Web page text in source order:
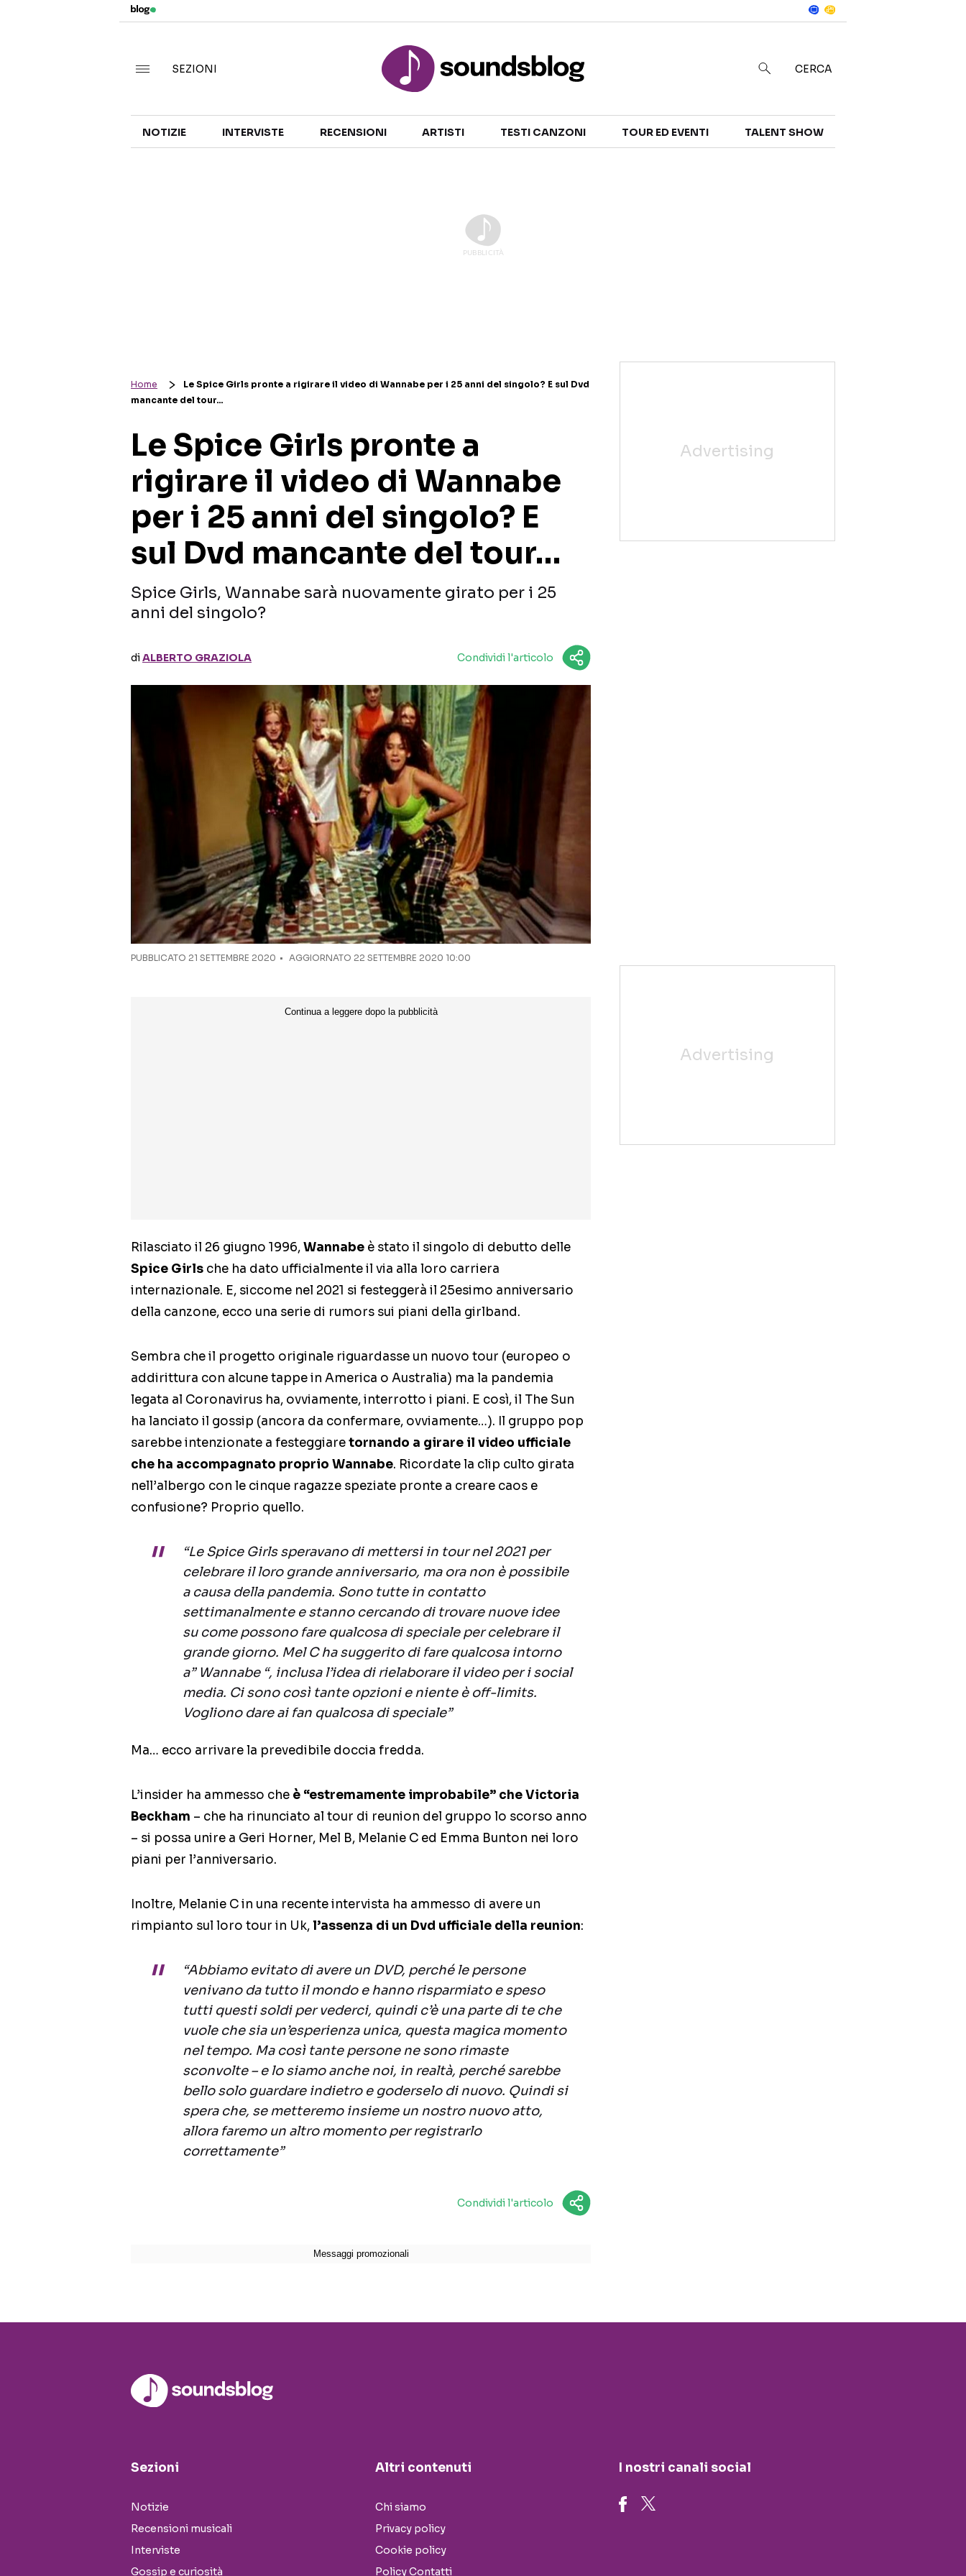
TALENT SHOW
SEZIONI CERCA
NOTIZIE INTERVISTE RECENSIONI ARTISTI TESTI CANZONI TOUR ED EVENTI TALENT SHOW
Home
Le Spice Girls pronte a rigirare il video di Wannabe per i 25 anni del singolo? E sul Dvd
mancante del tour…
Le Spice Girls pronte a
rigirare il video di Wannabe
per i 25 anni del singolo? E
sul Dvd mancante del tour…
Spice Girls, Wannabe sarà nuovamente girato per i 25
anni del singolo?
diALBERTO GRAZIOLA Condividi l'articolo
PUBBLICATO 21 SETTEMBRE 2020 AGGIORNATO 22 SETTEMBRE 2020 10:00
Rilasciato il 26 giugno 1996,Wannabe è stato il singolo di debutto delle
Spice Girls che ha dato ufficialmente il via alla loro carriera
internazionale. E, siccome nel 2021 si festeggerà il 25esimo anniversario
della canzone, ecco una serie di rumors sui piani della girlband.
Sembra che il progetto originale riguardasse un nuovo tour (europeo o
addirittura con alcune tappe in America o Australia) ma la pandemia
legata al Coronavirus ha, ovviamente, interrotto i piani. E così, il The Sun
ha lanciato il gossip (ancora da confermare, ovviamente…). Il gruppo pop
sarebbe intenzionate a festeggiaretornando a girare il video ufficiale
che ha accompagnato proprio Wannabe. Ricordate la clip culto girata
nell’albergo con le cinque ragazze speziate pronte a creare caos e
confusione? Proprio quello.
“Le Spice Girls speravano di mettersi in tour nel 2021 per
celebrare il loro grande anniversario, ma ora non è possibile
a causa della pandemia. Sono tutte in contatto
settimanalmente e stanno cercando di trovare nuove idee
su come possono fare qualcosa di speciale per celebrare il
grande giorno. Mel C ha suggerito di fare qualcosa intorno
a” Wannabe “, inclusa l’idea di rielaborare il video per i social
media. Ci sono così tante opzioni e niente è off-limits.
Vogliono dare ai fan qualcosa di speciale”
Ma… ecco arrivare la prevedibile doccia fredda.
L’insider ha ammesso che è “estremamente improbabile” che Victoria
Beckham – che ha rinunciato al tour di reunion del gruppo lo scorso anno
– si possa unire a Geri Horner, Mel B, Melanie C ed Emma Bunton nei loro
piani per l’anniversario.
Inoltre, Melanie C in una recente intervista ha ammesso di avere un
rimpianto sul loro tour in Uk,l’assenza di un Dvd ufficiale della reunion:
“Abbiamo evitato di avere un DVD, perché le persone
venivano da tutto il mondo e hanno risparmiato e speso
tutti questi soldi per vederci, quindi c’è una parte di te che
vuole che sia un’esperienza unica, questa magica momento
nel tempo. Ma così tante persone ne sono rimaste
sconvolte – e lo siamo anche noi, in realtà, perché sarebbe
bello solo guardare indietro e goderselo di nuovo. Quindi si
spera che, se metteremo insieme un nostro nuovo atto,
allora faremo un altro momento per registrarlo
correttamente”
Condividi l'articolo
Sezioni
Notizie
Recensioni musicali
Interviste
Gossip e curiosità
Altri contenuti
Chi siamo
Privacy policy
Cookie policy
Policy Contatti
I nostri canali social